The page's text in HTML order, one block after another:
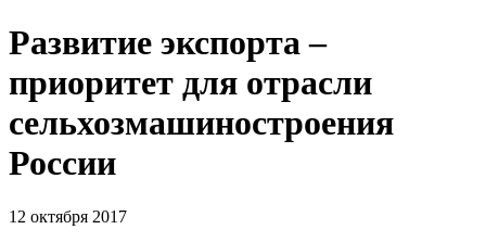
Развитие экспорта –
приоритет для отрасли
сельхозмашиностроения
России
12 октября 2017